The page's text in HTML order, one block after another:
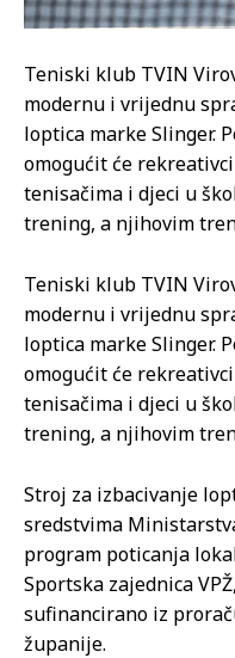
Teniski klub TVIN
modernu i vrijednu
loptica marke Slinger.
omogućit će
tenisačima i djeci u
trening, a njihovim
Teniski klub TVIN
modernu i vrijednu
loptica marke Slinger.
omogućit će
tenisačima i djeci u
trening, a njihovim
Stroj za izbacivanje
sredstvima
program poticanja
Sportska zajednica
sufinancirano iz
županije.